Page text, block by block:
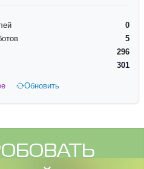
0
5
296
301
Обновить